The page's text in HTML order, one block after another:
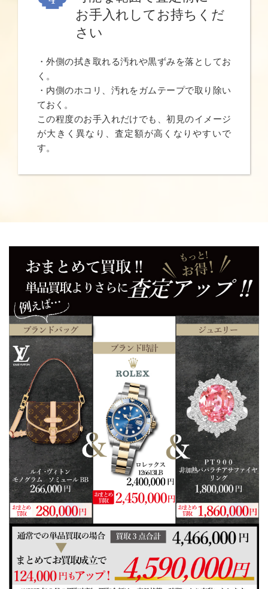
お手入れしてお持ちくだ
さい
・外側の拭き取れる汚れや黒ずみを落としてお
く。
・内側のホコリ、汚れをガムテープで取り除い
ておく。
この程度のお手入れだけでも、初見のイメージ
が大きく異なり、査定額が高くなりやすいで
す。